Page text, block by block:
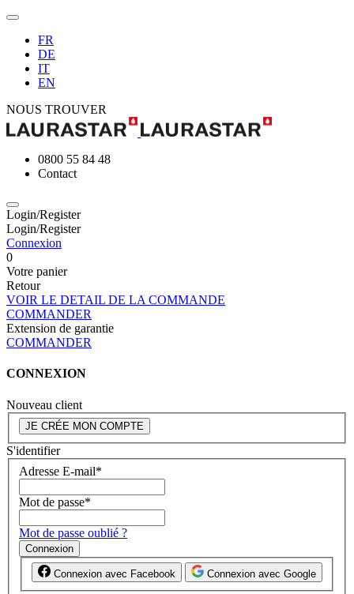
FR
DE
IT
EN
NOUS TROUVER
0800 55 84 48
Contact
Login/Register
Login/Register
Connexion
0
Votre panier
Retour
VOIR LE DETAIL DE LA COMMANDE
COMMANDER
Extension de garantie
COMMANDER
CONNEXION
Nouveau client
JE CRÉE MON COMPTE
S'identifier
Adresse E-mail*
Mot de passe*
Mot de passe oublié ?
Connexion
Connexion avec Facebook Connexion avec Google